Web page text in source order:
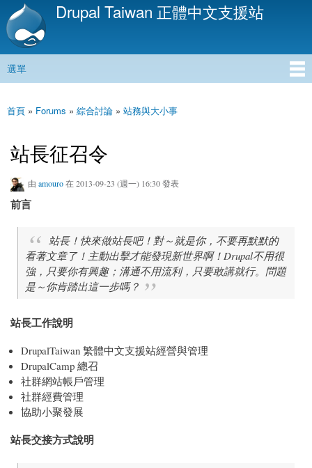
移
內
Drupal Taiwan 正體中文支援站
主選單
選單
您在這裡
首頁 » Forums » 綜合討論 » 站務與大小事
站長征召令
由 amouro在 2013-09-23 (週一) 16:30 發表
前言
站長！快來做站長吧！對～就是你，不要再默默的
看著文章了！主動出擊才能發現新世界啊！Drupal不用很
強，只要你有興趣；溝通不用流利，只要敢講就行。問題
是～你肯踏出這一步嗎？
站長工作說明
DrupalTaiwan 繁體中文支援站經營與管理
DrupalCamp 總召
社群網站帳戶管理
社群經費管理
協助小聚發展
站長交接方式說明